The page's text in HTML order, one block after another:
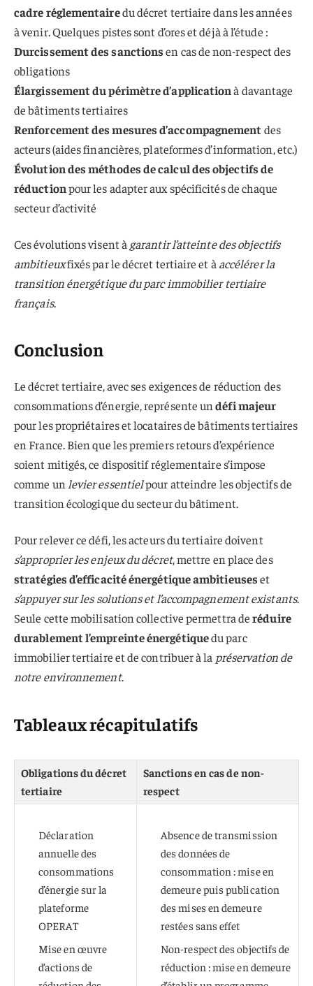
cadre réglementairedu décret tertiaire dans les années
à venir. Quelques pistes sont d’ores et déjà à l’étude :
Durcissement des sanctionsen cas de non-respect des
obligations
Élargissement du périmètre d’applicationà davantage
de bâtiments tertiaires
Renforcement des mesures d’accompagnement des
acteurs (aides financières, plateformes d’information, etc.)
Évolution des méthodes de calcul des objectifs de
réductionpour les adapter aux spécificités de chaque
secteur d’activité
Ces évolutions visent à garantir l’atteinte des objectifs
ambitieuxfixés par le décret tertiaire et à accélérer la
transition énergétique du parc immobilier tertiaire
français.
Conclusion
Le décret tertiaire, avec ses exigences de réduction des
consommations d’énergie, représente undéfi majeur
pour les propriétaires et locataires de bâtiments tertiaires
en France. Bien que les premiers retours d’expérience
soient mitigés, ce dispositif réglementaire s’impose
comme un levier essentielpour atteindre les objectifs de
transition écologique du secteur du bâtiment.
Pour relever ce défi, les acteurs du tertiaire doivent
s’approprier les enjeux du décret, mettre en place des
stratégies d’efficacité énergétique ambitieuseset
s’appuyer sur les solutions et l’accompagnement existants.
Seule cette mobilisation collective permettra deréduire
durablement l’empreinte énergétiquedu parc
immobilier tertiaire et de contribuer à la préservation de
notre environnement.
Tableaux récapitulatifs
Obligations du décret
tertiaire
Sanctions en cas de non-
respect
Déclaration
annuelle des
consommations
d’énergie sur la
plateforme
OPERAT
Mise en œuvre
d’actions de
Absence de transmission
des données de
consommation : mise en
demeure puis publication
des mises en demeure
restées sans effet
Non-respect des objectifs de
réduction : mise en demeure